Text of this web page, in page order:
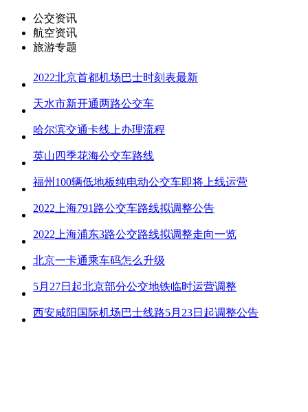
公交资讯
航空资讯
旅游专题
2022北京首都机场巴士时刻表最新
天水市新开通两路公交车
哈尔滨交通卡线上办理流程
英山四季花海公交车路线
福州100辆低地板纯电动公交车即将上线运营
2022上海791路公交车路线拟调整公告
2022上海浦东3路公交路线拟调整走向一览
北京一卡通乘车码怎么升级
5月27日起北京部分公交地铁临时运营调整
西安咸阳国际机场巴士线路5月23日起调整公告